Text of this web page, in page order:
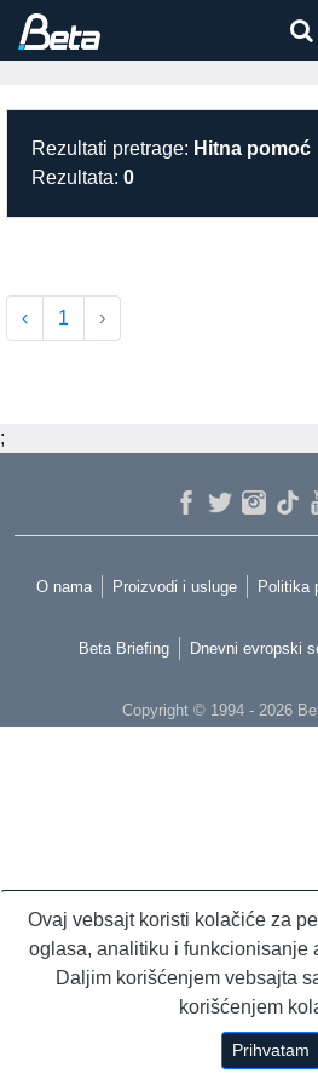
Rezultati pretrage: Hitna pomoć
Rezultata: 0
‹ 1 ›
;
O nama Proizvodi i usluge Politika
Beta Briefing Dnevni evropski
Copyright © 1994 - 2026
Ovaj vebsajt koristi kolačiće za
oglasa, analitiku i funkcionisanje
Daljim korišćenjem vebsajta
korišćenjem
Prihvatam